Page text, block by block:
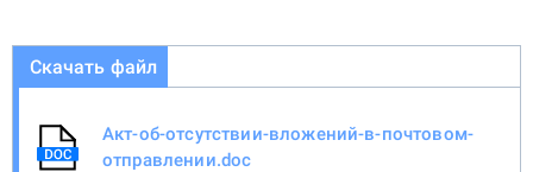
Скачать файл
Акт-об-отсутствии-вложений-в-почтовом-
отправлении.doc